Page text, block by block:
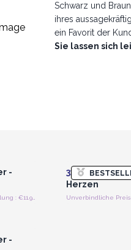
Schwarz und
ihres
ein Favorit der
Sie lassen sich
-
Unverbindliche Preisempfehlung : €11.90/Stück
3x
Chakra-
Herzen
-